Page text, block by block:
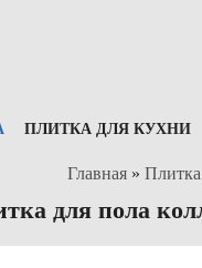
ПЛИТКА ДЛЯ КУХНИ
Главная »
для пола